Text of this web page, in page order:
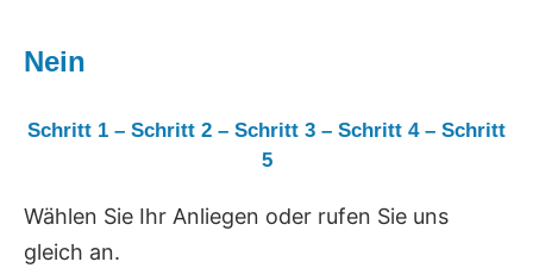
Nein
Schritt 1 – Schritt 2 – Schritt 3 – Schritt 4– Schritt
5
Wählen Sie Ihr Anliegen oder rufen Sie uns
gleich an.